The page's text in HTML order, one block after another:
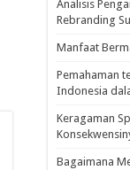
Analisis
Rebranding
Manfaat
Pemahaman
Indonesia
Keragaman
Bagaimana